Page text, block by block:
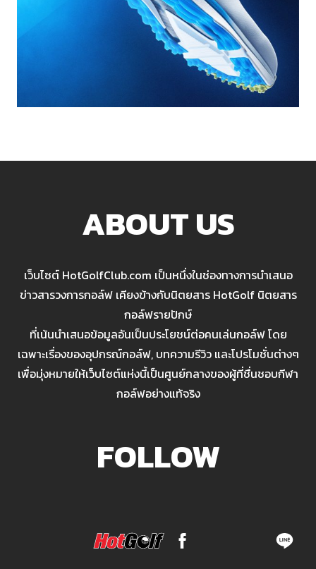
ABOUT US
เว็บไซต์ HotGolfClub.com เป็นหนึ่งในช่องทางการนำเสนอ
ข่าวสารวงการกอล์ฟ เคียงข้างกับนิตยสาร HotGolf นิตยสาร
กอล์ฟรายปักษ์
ที่เน้นนำเสนอข้อมูลอันเป็นประโยชน์ต่อคนเล่นกอล์ฟ โดย
เฉพาะเรื่องของอุปกรณ์กอล์ฟ, บทความรีวิว และโปรโมชั่นต่างๆ
เพื่อมุ่งหมายให้เว็บไซต์แห่งนี้เป็นศูนย์กลางของผู้ที่ชื่นชอบกีฬา
กอล์ฟอย่างแท้จริง
FOLLOW